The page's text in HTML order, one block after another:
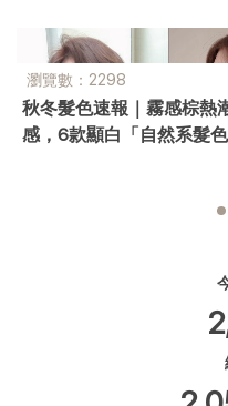
瀏覽數：2016
台中北屯美髮推薦｜2006
黎畫染